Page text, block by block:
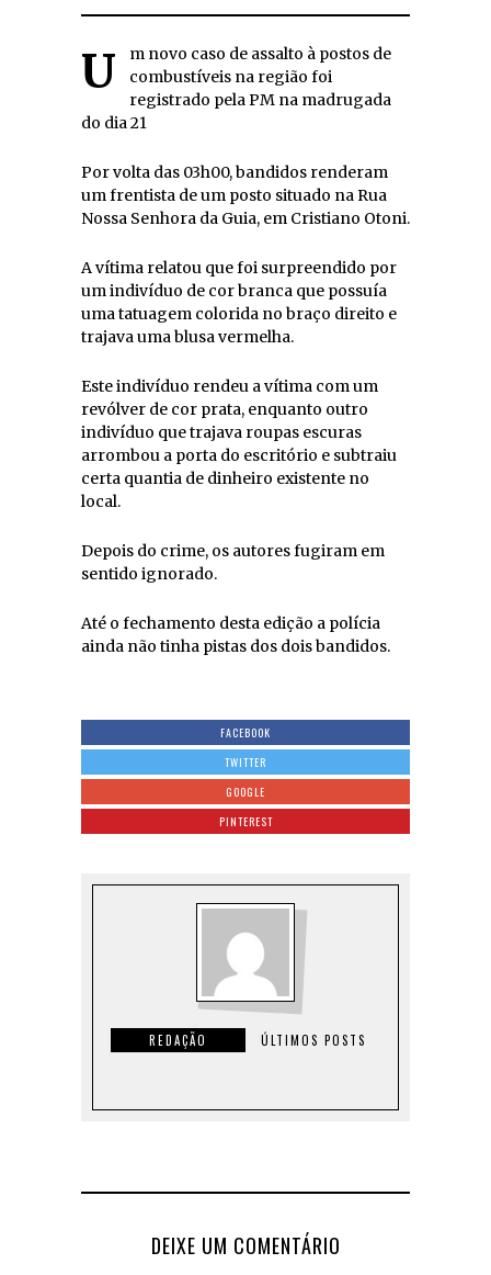
Um novo caso de assalto à postos de
combustíveis na região foi
registrado pela PM na madrugada
do dia 21
Por volta das 03h00, bandidos renderam
um frentista de um posto situado na Rua
Nossa Senhora da Guia, em Cristiano Otoni.
A vítima relatou que foi surpreendido por
um indivíduo de cor branca que possuía
uma tatuagem colorida no braço direito e
trajava uma blusa vermelha.
Este indivíduo rendeu a vítima com um
revólver de cor prata, enquanto outro
indivíduo que trajava roupas escuras
arrombou a porta do escritório e subtraiu
certa quantia de dinheiro existente no
local.
Depois do crime, os autores fugiram em
sentido ignorado.
Até o fechamento desta edição a polícia
ainda não tinha pistas dos dois bandidos.
FACEBOOK
TWITTER
GOOGLE
PINTEREST
REDAÇÃO ÚLTIMOS POSTS
DEIXE UM COMENTÁRIO